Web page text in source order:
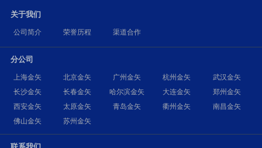
关于我们
公司简介 荣誉历程 渠道合作
分公司
上海金矢 北京金矢 广州金矢 杭州金矢
武汉金矢
长沙金矢
长春金矢 哈尔滨金矢 大连金矢
郑州金矢
西安金矢
太原金矢 青岛金矢 衢州金矢
南昌金矢
佛山金矢
苏州金矢